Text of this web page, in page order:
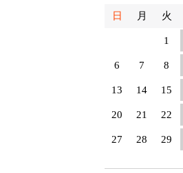
日 月 火
1
6 7 8
13 14 15
20 21 22
27 28 29